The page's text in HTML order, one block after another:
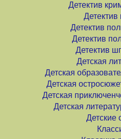
Детектив
Детектив
Детектив
Детектив
Детектив
Детская
Детская
Детская
Детская
Детская
Детские